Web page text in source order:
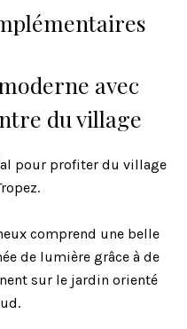
avec
du village
pour profiter du village
comprend une belle
de lumière grâce à de
sur le jardin orienté